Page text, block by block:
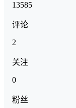
13585
评论
2
关注
0
粉丝